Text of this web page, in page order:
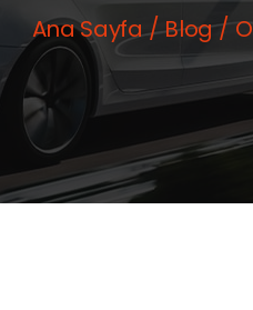
Ana Sayfa Blog